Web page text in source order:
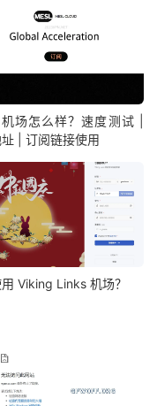
机场怎么样？速度测试 |
| 订阅链接使用
Viking Links 机场？